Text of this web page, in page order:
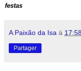
festas
A Paixão da Isa à 17:58
Partager